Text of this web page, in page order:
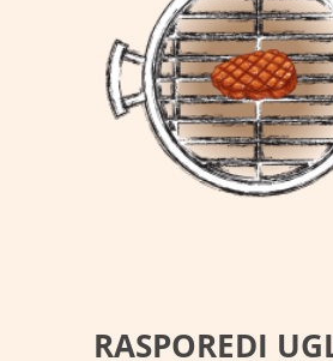
RASPOREDI